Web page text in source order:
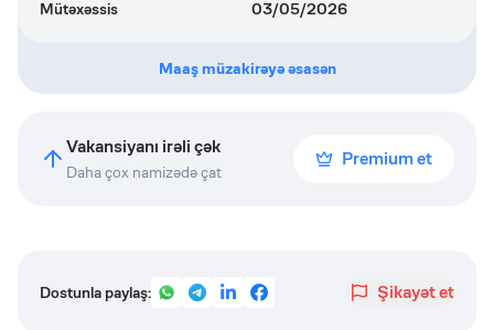
Mütəxəssis
03/05/2026
Maaş müzakirəyə əsasən
Vakansiyanı irəli çək
Daha çox namizədə çat
Premium et
Dostunla paylaş: Şikayət et